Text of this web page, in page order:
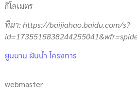
กิโลเมตร
ที่มา:https://baijiahao.baidu.com/s?
ยูนนาน ผันน้ำ โครงการ
webmaster